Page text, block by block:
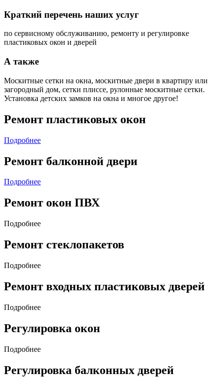
Краткий перечень наших услуг
по сервисному обслуживанию, ремонту и регулировке
пластиковых окон и дверей
А также
Москитные сетки на окна, москитные двери в квартиру или
загородный дом, сетки плиссе, рулонные москитные сетки.
Установка детских замков на окна и многое другое!
Ремонт пластиковых окон
Подробнее
Ремонт балконной двери
Подробнее
Ремонт окон ПВХ
Подробнее
Ремонт стеклопакетов
Подробнее
Ремонт входных пластиковых дверей
Подробнее
Регулировка окон
Подробнее
Регулировка балконных дверей